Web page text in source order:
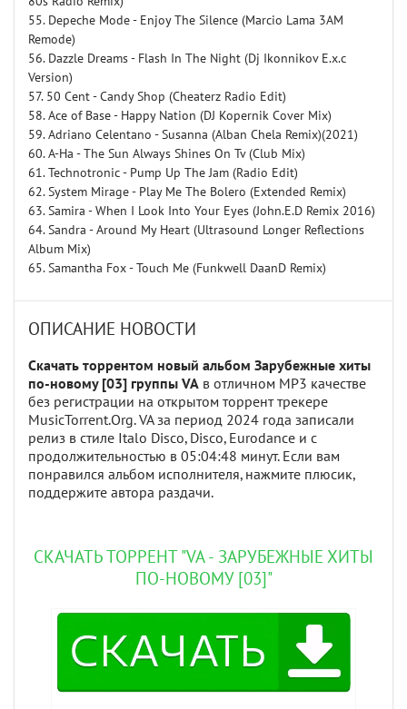
55. Depeche Mode - Enjoy The Silence (Marcio Lama 3AM
Remode)
56. Dazzle Dreams - Flash In The Night (Dj Ikonnikov E.x.c
Version)
57. 50 Cent - Candy Shop (Cheaterz Radio Edit)
58. Ace of Base - Happy Nation (DJ Kopernik Cover Mix)
59. Adriano Celentano - Susanna (Alban Chela Remix)(2021)
60. A-Ha - The Sun Always Shines On Tv (Club Mix)
61. Technotronic - Pump Up The Jam (Radio Edit)
62. System Mirage - Play Me The Bolero (Extended Remix)
63. Samira - When I Look Into Your Eyes (John.E.D Remix 2016)
64. Sandra - Around My Heart (Ultrasound Longer Reflections
Album Mix)
65. Samantha Fox - Touch Me (Funkwell DaanD Remix)
ОПИСАНИЕ НОВОСТИ
Скачать торрентом новый альбом Зарубежные хиты
по-новому [03] группы VA в отличном MP3 качестве
без регистрации на открытом торрент трекере
MusicTorrent.Org. VA за период 2024 года записали
релиз в стиле Italo Disco, Disco, Eurodance и с
продолжительностью в 05:04:48 минут. Если вам
понравился альбом исполнителя, нажмите плюсик,
поддержите автора раздачи.
СКАЧАТЬ ТОРРЕНТ "VA - ЗАРУБЕЖНЫЕ ХИТЫ
ПО-НОВОМУ [03]"